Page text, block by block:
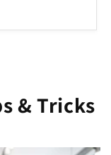
& Tricks